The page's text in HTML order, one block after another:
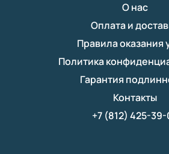
О нас
Оплата и
Правила оказания
Политика
Гарантия
Контакты
+7 (812) 425-39-